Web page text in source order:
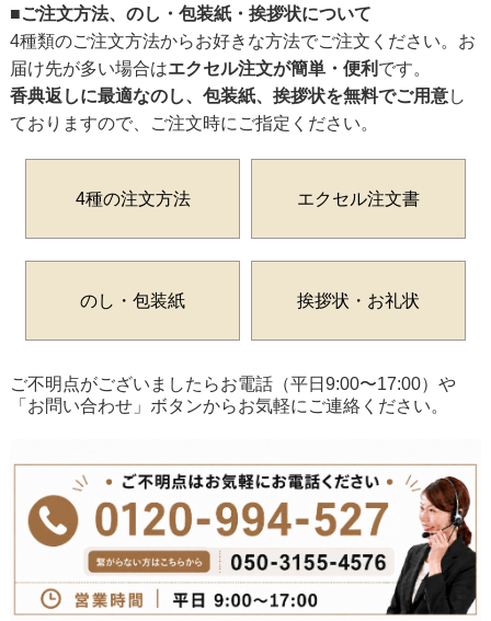
■ご注文方法、のし・包装紙・挨拶状について
4種類のご注文方法からお好きな方法でご注文ください。お
届け先が多い場合はエクセル注文が簡単・便利 です。
香典返しに最適なのし、包装紙、挨拶状を無料でご用意し
ておりますので、ご注文時にご指定ください。
4種の注文方法 エクセル注文書
のし・包装紙 挨拶状・お礼状
ご不明点がございましたらお電話（平日9:00〜17:00）や
「お問い合わせ」ボタンからお気軽にご連絡ください。